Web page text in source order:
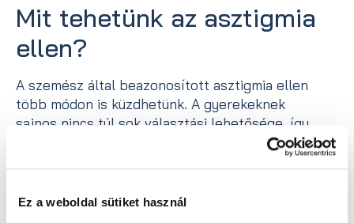
Ez a weboldal sütiket használ
Mit tehetünk az asztigmia
ellen?
A szemész által beazonosított asztigmia ellen
több módon is küzdhetünk. A gyerekeknek
sajnos nincs túl sok választási lehetősége, így
számukra a cilinderes lencséjű szemüveg vagy
a cilinderes kontaktlencse jelenthet megoldást.
hogy “ideiglenes”, azaz ha levesszük/kivesszük